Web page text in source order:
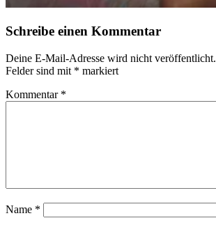
Schreibe einen Kommentar
Deine E-Mail-Adresse wird nicht veröffentlicht.
Felder sind mit * markiert
Kommentar *
Name *